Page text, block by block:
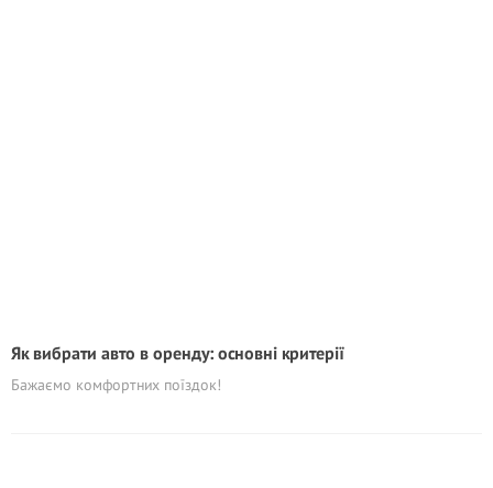
Як вибрати авто в оренду: основні критерії
Бажаємо комфортних поїздок!